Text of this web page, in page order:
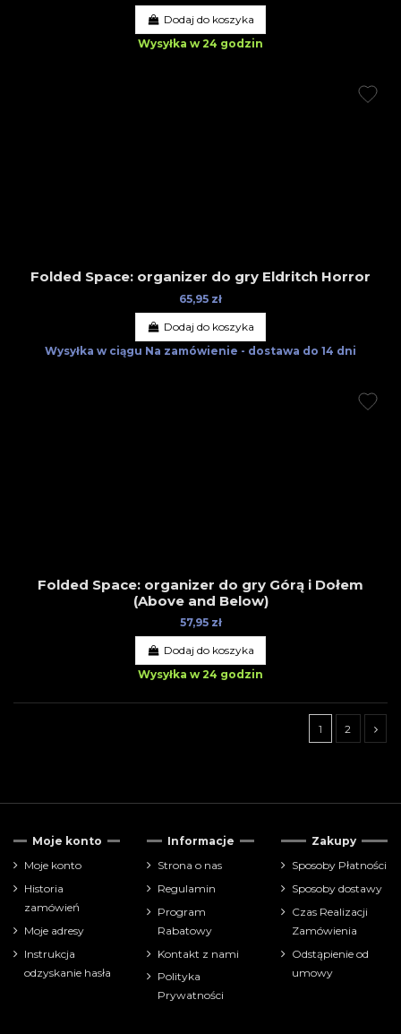
Dodaj do koszyka
Wysyłka w 24 godzin
Folded Space: organizer do gry Eldritch Horror
65,95 zł
Dodaj do koszyka
Wysyłka w ciągu Na zamówienie - dostawa do 14 dni
Folded Space: organizer do gry Górą i Dołem
(Above and Below)
57,95 zł
Dodaj do koszyka
Wysyłka w 24 godzin
1 2
Cena
zł
akcesoria
Moje konto
Moje konto
Historia
zamówień
Moje adresy
Instrukcja
odzyskanie hasła
Informacje
Strona o nas
Regulamin
Program
Rabatowy
Kontakt z nami
Polityka
Prywatności
Zakupy
Sposoby Płatności
Sposoby dostawy
Czas Realizacji
Zamówienia
Odstąpienie od
umowy